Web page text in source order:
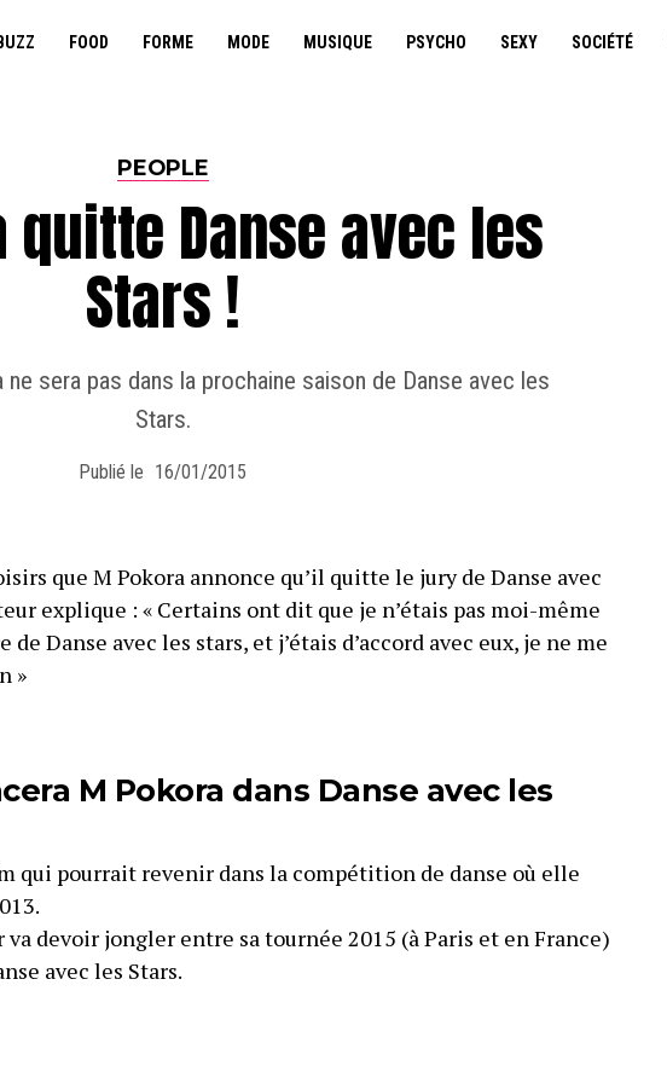
BUZZ FOOD FORME MODE MUSIQUE PSYCHO SEXY SOCIÉTÉ
PEOPLE
quitte Danse avec les
Stars !
sera pas dans la prochaine saison de Danse avec les
Stars.
Publié le 16/01/2015
que M Pokora annonce qu’il quitte le jury de Danse avec
explique : « Certains ont dit que je n’étais pas moi-même
Danse avec les stars, et j’étais d’accord avec eux, je ne me
»
M Pokora dans Danse avec les
qui pourrait revenir dans la compétition de danse où elle
va devoir jongler entre sa tournée 2015 (à Paris et en France)
avec les Stars.